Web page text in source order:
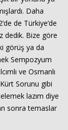
Daha
de Türkiye’de
dedik. Bize göre
görüş ya da
Sempozyum
ve Osmanlı
Kürt Sorunu gibi
lazım diye
sonra temaslar